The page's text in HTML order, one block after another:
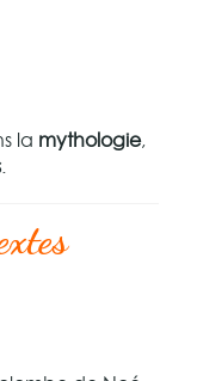
la mythologie,
.